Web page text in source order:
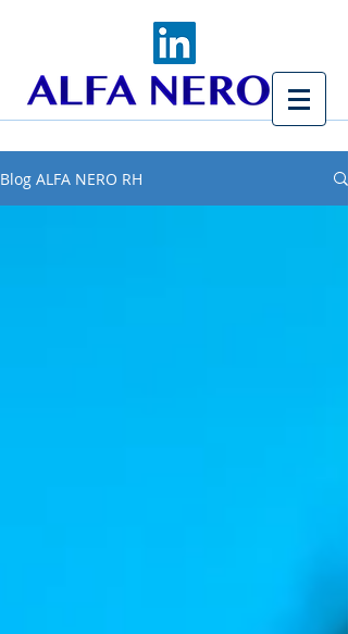
Blog ALFA NERO RH